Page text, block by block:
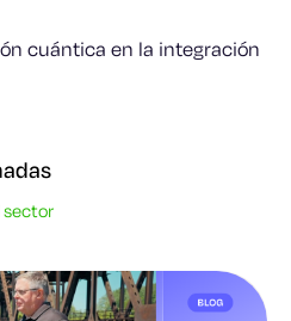
cuántica en la integración
sector